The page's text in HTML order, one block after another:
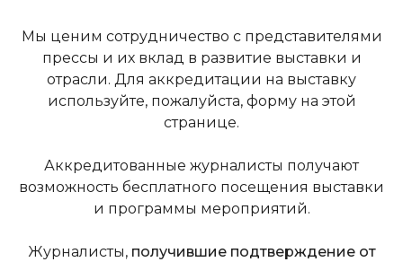
Мы ценим сотрудничество с представителями
прессы и их вклад в развитие выставки и
отрасли. Для аккредитации на выставку
используйте, пожалуйста, форму на этой
странице.
Аккредитованные журналисты получают
возможность бесплатного посещения выставки
и программы мероприятий.
Журналисты, получившие подтверждение от